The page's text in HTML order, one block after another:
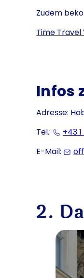
Zudem
Time Travel
Infos
Adresse:
Tel.:
+43 1
E-Mail:
2.